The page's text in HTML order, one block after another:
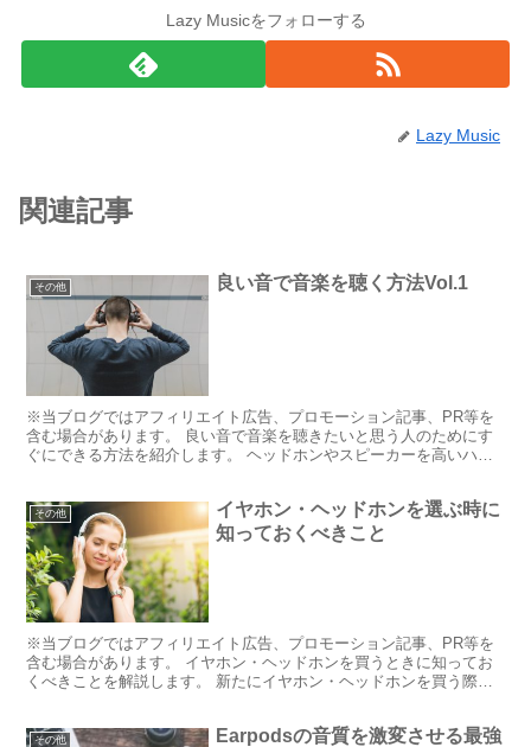
Lazy Musicをフォローする
Lazy Music
関連記事
その他 良い音で音楽を聴く方法Vol.1
※当ブログではアフィリエイト広告、プロモーション記事、PR等を
含む場合があります。 良い音で音楽を聴きたいと思う人のためにす
ぐにできる方法を紹介します。 ヘッドホンやスピーカーを高いハイ
その他
イヤホン・ヘッドホンを選ぶ時に
知っておくべきこと
※当ブログではアフィリエイト広告、プロモーション記事、PR等を
含む場合があります。 イヤホン・ヘッドホンを買うときに知ってお
くべきことを解説します。 新たにイヤホン・ヘッドホンを買う際
その他
Earpodsの音質を激変させる最強